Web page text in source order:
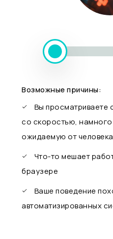
Возможные причины:
Вы просматриваете
со скоростью,
ожидаемую от человека
Что-то мешает
браузере
Ваше поведение
автоматизированных